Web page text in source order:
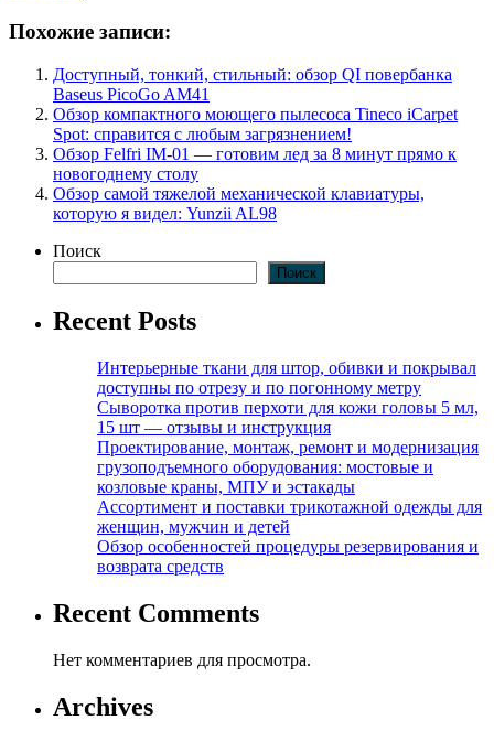
Похожие записи:
Доступный, тонкий, стильный: обзор QI повербанка
Baseus PicoGo AM41
Обзор компактного моющего пылесоса Tineco iCarpet
Spot: справится с любым загрязнением!
Обзор Felfri IM-01 — готовим лед за 8 минут прямо к
новогоднему столу
Обзор самой тяжелой механической клавиатуры,
которую я видел: Yunzii AL98
Поиск
Поиск
Recent Posts
Интерьерные ткани для штор, обивки и покрывал
доступны по отрезу и по погонному метру
Сыворотка против перхоти для кожи головы 5 мл,
15 шт — отзывы и инструкция
Проектирование, монтаж, ремонт и модернизация
грузоподъемного оборудования: мостовые и
козловые краны, МПУ и эстакады
Ассортимент и поставки трикотажной одежды для
женщин, мужчин и детей
Обзор особенностей процедуры резервирования и
возврата средств
Recent Comments
Нет комментариев для просмотра.
Archives